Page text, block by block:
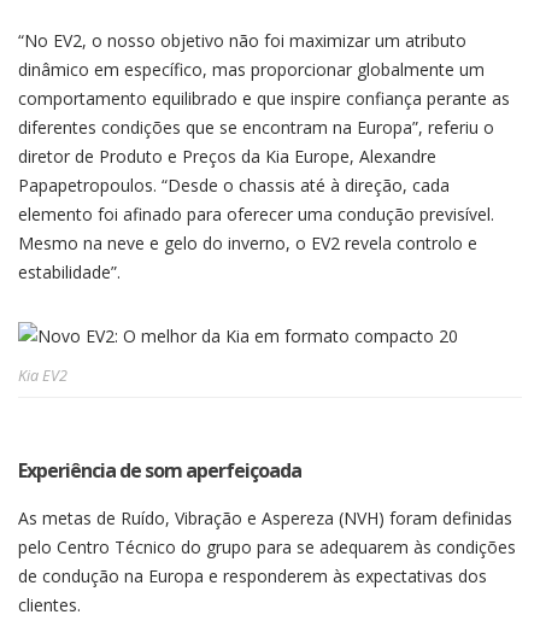
“No EV2, o nosso objetivo não foi maximizar um atributo
dinâmico em específico, mas proporcionar globalmente um
comportamento equilibrado e que inspire confiança perante as
diferentes condições que se encontram na Europa”, referiu o
diretor de Produto e Preços da Kia Europe, Alexandre
Papapetropoulos. “Desde o chassis até à direção, cada
elemento foi afinado para oferecer uma condução previsível.
Mesmo na neve e gelo do inverno, o EV2 revela controlo e
estabilidade”.
Kia EV2
Experiência de som aperfeiçoada
As metas de Ruído, Vibração e Aspereza (NVH) foram definidas
pelo Centro Técnico do grupo para se adequarem às condições
de condução na Europa e responderem às expectativas dos
clientes.